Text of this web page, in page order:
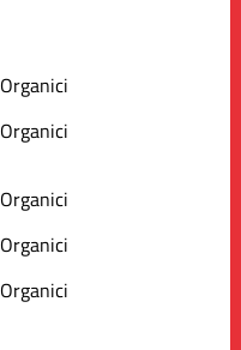
Organici
Organici
Organici
Organici
Organici